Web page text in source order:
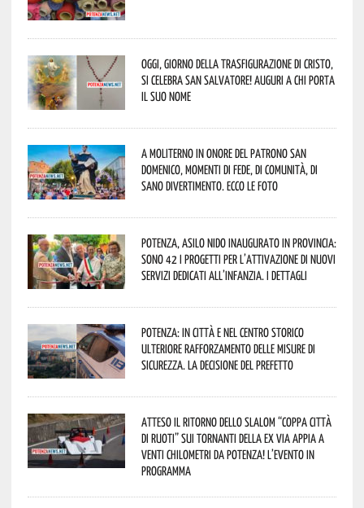
Oggi, giorno della Trasfigurazione di Cristo,
si celebra San Salvatore! Auguri a chi porta
il suo nome
A Moliterno in onore del Patrono San
Domenico, momenti di fede, di comunità, di
sano divertimento. Ecco le foto
Potenza, asilo nido inaugurato in provincia:
sono 42 i progetti per l’attivazione di nuovi
servizi dedicati all’infanzia. I dettagli
Potenza: in città e nel centro storico
ulteriore rafforzamento delle misure di
sicurezza. La decisione del Prefetto
Atteso il ritorno dello slalom “Coppa Città
di Ruoti” sui tornanti della ex via Appia a
venti chilometri da Potenza! L’evento in
programma